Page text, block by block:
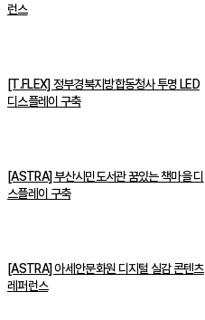
런스
[T.FLEX] 정부경북지방합동청사 투명 LED
디스플레이 구축
[ASTRA] 부산시민도서관 꿈있는 책마을 디
스플레이 구축
[ASTRA] 아세안문화원 디지털 실감 콘텐츠
레퍼런스